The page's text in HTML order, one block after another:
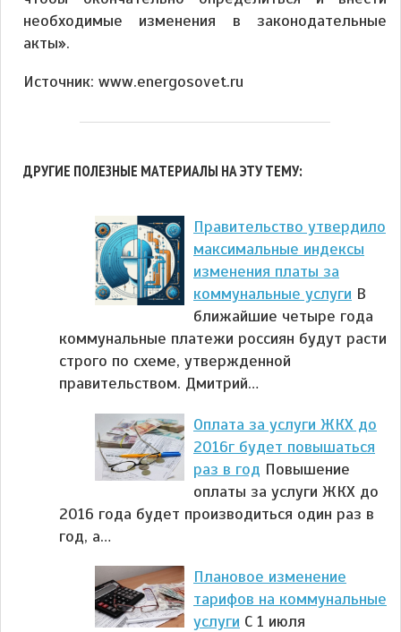
необходимые изменения в законодательные
акты».
Источник: www.energosovet.ru
ДРУГИЕ ПОЛЕЗНЫЕ МАТЕРИАЛЫ НА ЭТУ ТЕМУ:
Правительство утвердило
максимальные индексы
изменения платы за
коммунальные услуги В
ближайшие четыре года
коммунальные платежи россиян будут расти
строго по схеме, утвержденной
правительством. Дмитрий…
Оплата за услуги ЖКХ до
2016г будет повышаться
раз в год Повышение
оплаты за услуги ЖКХ до
2016 года будет производиться один раз в
год, а…
Плановое изменение
тарифов на коммунальные
услуги С 1 июля